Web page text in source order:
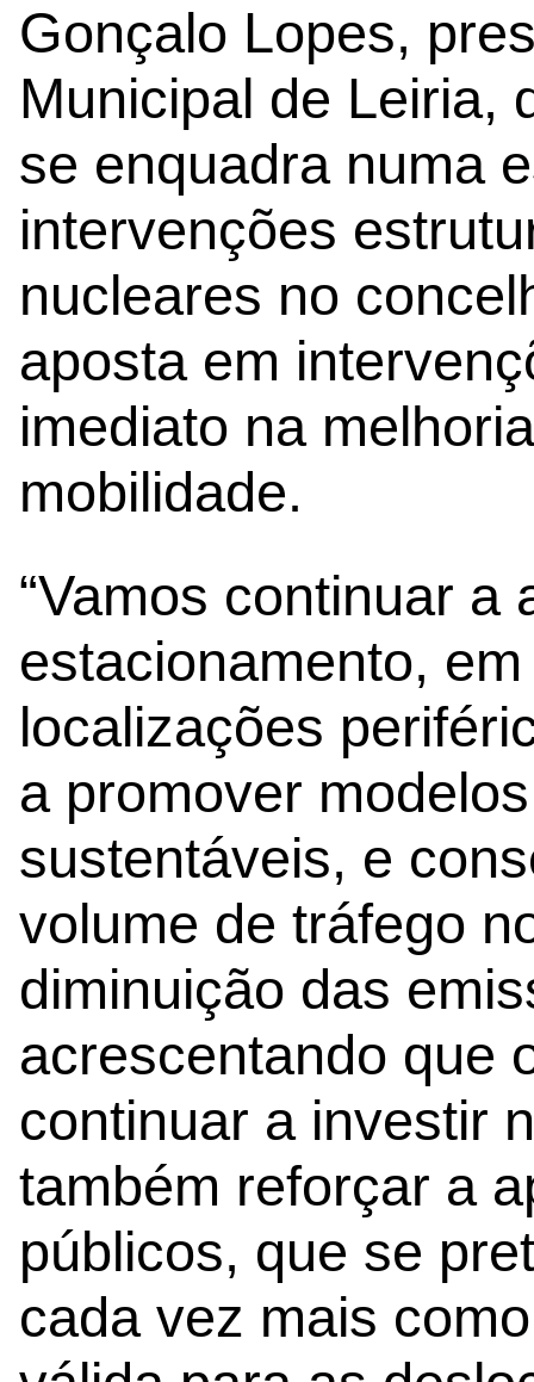
Gonçalo Lopes,
Municipal de Leiria,
se enquadra numa
intervenções
nucleares no
aposta em
imediato na
mobilidade.
“Vamos continuar a
estacionamento,
localizações
a promover
sustentáveis, e
volume de tráfego
diminuição das
acrescentando que
continuar a investir
também reforçar a
públicos, que se
cada vez mais